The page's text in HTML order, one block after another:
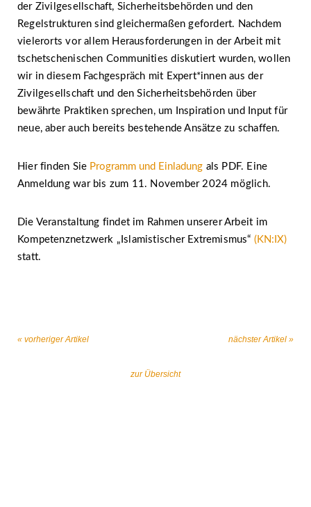
der Zivilgesellschaft, Sicherheitsbehörden und den
Regelstrukturen sind gleichermaßen gefordert. Nachdem
vielerorts vor allem Herausforderungen in der Arbeit mit
tschetschenischen Communities diskutiert wurden, wollen
wir in diesem Fachgespräch mit Expert*innen aus der
Zivilgesellschaft und den Sicherheitsbehörden über
bewährte Praktiken sprechen, um Inspiration und Input für
neue, aber auch bereits bestehende Ansätze zu schaffen.
Hier finden Sie Programm und Einladung als PDF. Eine
Anmeldung war bis zum 11. November 2024 möglich.
Die Veranstaltung findet im Rahmen unserer Arbeit im
Kompetenznetzwerk „Islamistischer Extremismus“ (KN:IX)
statt.
« vorheriger Artikel
zur Übersicht
nächster Artikel »